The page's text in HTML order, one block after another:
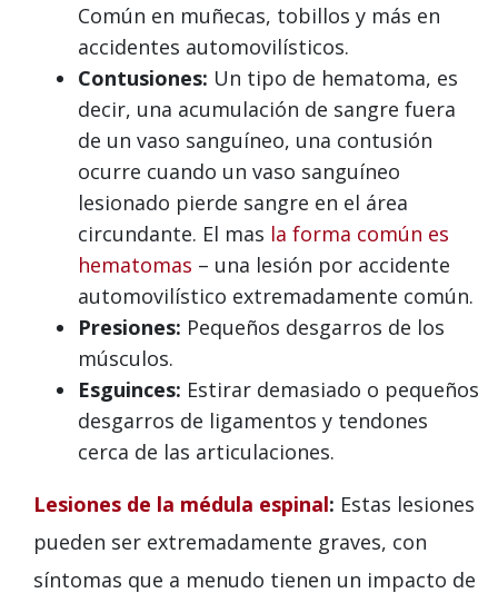
Común en muñecas, tobillos y más en
accidentes automovilísticos.
Contusiones: Un tipo de hematoma, es
decir, una acumulación de sangre fuera
de un vaso sanguíneo, una contusión
ocurre cuando un vaso sanguíneo
lesionado pierde sangre en el área
circundante. El mas la forma común es
hematomas – una lesión por accidente
automovilístico extremadamente común.
Presiones: Pequeños desgarros de los
músculos.
Esguinces: Estirar demasiado o pequeños
desgarros de ligamentos y tendones
cerca de las articulaciones.
Lesiones de la médula espinal: Estas lesiones
pueden ser extremadamente graves, con
síntomas que a menudo tienen un impacto de